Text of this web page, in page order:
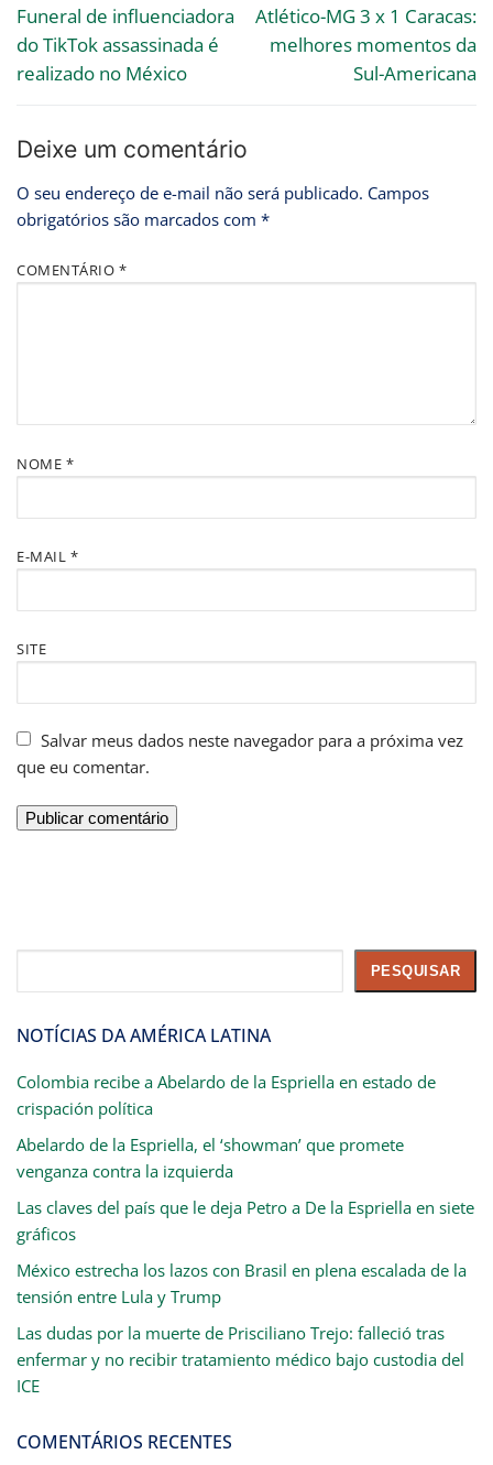
Funeral de influenciadora
do TikTok assassinada é
realizado no México
Atlético-MG 3 x 1 Caracas:
melhores momentos da
Sul-Americana
Deixe um comentário
O seu endereço de e-mail não será publicado. Campos
obrigatórios são marcados com *
COMENTÁRIO *
NOME *
E-MAIL *
SITE
Salvar meus dados neste navegador para a próxima vez
que eu comentar.
PESQUISAR
NOTÍCIAS DA AMÉRICA LATINA
Colombia recibe a Abelardo de la Espriella en estado de
crispación política
Abelardo de la Espriella, el ‘showman’ que promete
venganza contra la izquierda
Las claves del país que le deja Petro a De la Espriella en siete
gráficos
México estrecha los lazos con Brasil en plena escalada de la
tensión entre Lula y Trump
Las dudas por la muerte de Prisciliano Trejo: falleció tras
enfermar y no recibir tratamiento médico bajo custodia del
ICE
COMENTÁRIOS RECENTES